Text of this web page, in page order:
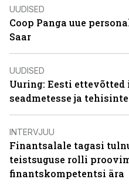
UUDISED
Coop Panga uue
Saar
UUDISED
Uuring: Eesti
seadmetesse ja
INTERVJUU
Finantsalale tagasi
teistsuguse rolli
finantskompetentsi ära